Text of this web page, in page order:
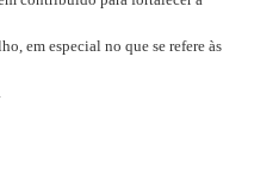
em especial no que se refere às